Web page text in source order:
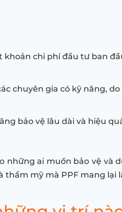
khoản chi phí đầu tư ban
chuyên gia có kỹ năng,
bảo vệ lâu dài và hiệu
ai muốn bảo vệ và
thẩm mỹ mà PPF mang lại